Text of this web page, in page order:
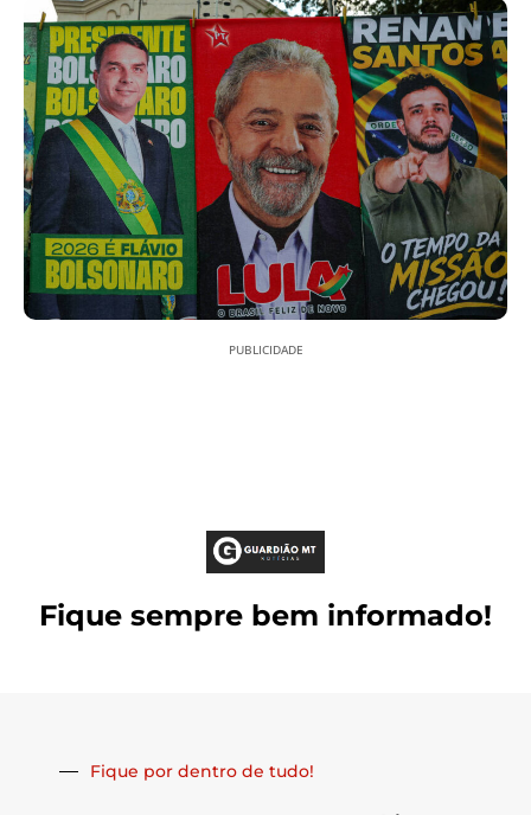
PUBLICIDADE
Fique sempre bem informado!
Fique por dentro de tudo!